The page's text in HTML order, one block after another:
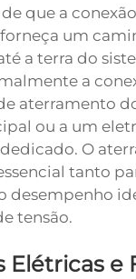
que a
um
a terra do
a
aterramento
ou a um
O
tanto
desempenho
tensão.
Elétricas e